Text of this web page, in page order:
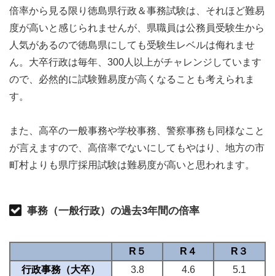
倍率から見る限り徳島県行政＆事務試験は、それほど難易
度が高いと感じられませんが、県職員は公務員受験生から
人気があるので徳島県にしても受験生レベルは侮れませ
ん。大卒行政は毎年、300人以上がチャレンジしています
ので、必然的に試験難易度が高くなることも考えられま
す。
また、高卒の一般事務や学校事務、警察事務も同様なこと
が言えますので、高倍率でないにしてもやはり、地方の市
町村よりも県庁採用試験は難易度が高いと思われます。
事務（一般行政）の過去3年間の倍率
R５ R４
R３
行政事務（大卒）
3.8 4.6
5.1